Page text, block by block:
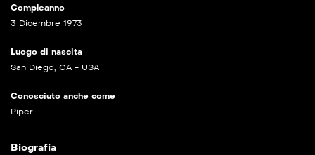
Compleanno
3 Dicembre 1973
Luogo di nascita
San Diego, CA - USA
Conosciuto anche come
Piper
Biografia